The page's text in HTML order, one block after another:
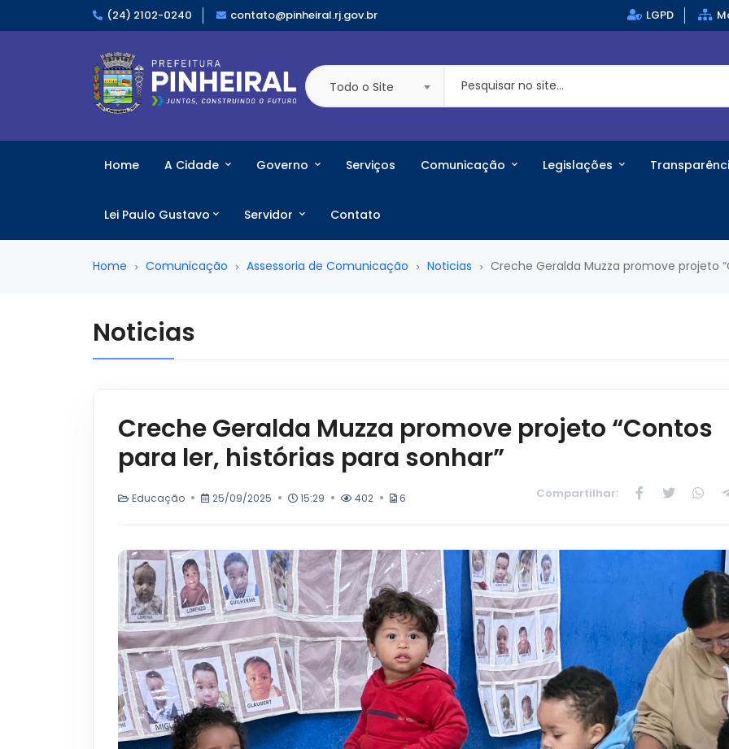
(24) 2102-0240 contato@pinheiral.rj.gov.br LGPD
Todo o Site
Home A Cidade Governo Serviços Comunicação Legislações
Lei Paulo Gustavo Servidor Contato
Home Comunicação Assessoria de Comunicação Noticias Creche Geralda Muzza promove projeto
Noticias
Creche Geralda Muzza promove projeto “Contos
para ler, histórias para sonhar”
Educação 25/09/2025 15:29 402 6 Compartilhar: